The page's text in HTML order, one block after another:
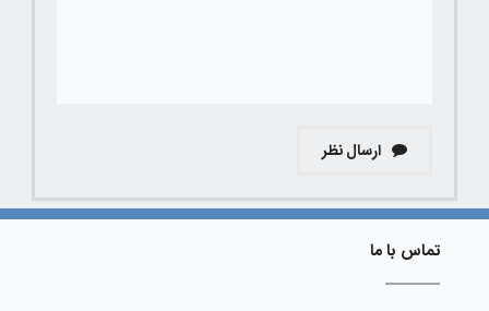
ارسال نظر
تماس با ما